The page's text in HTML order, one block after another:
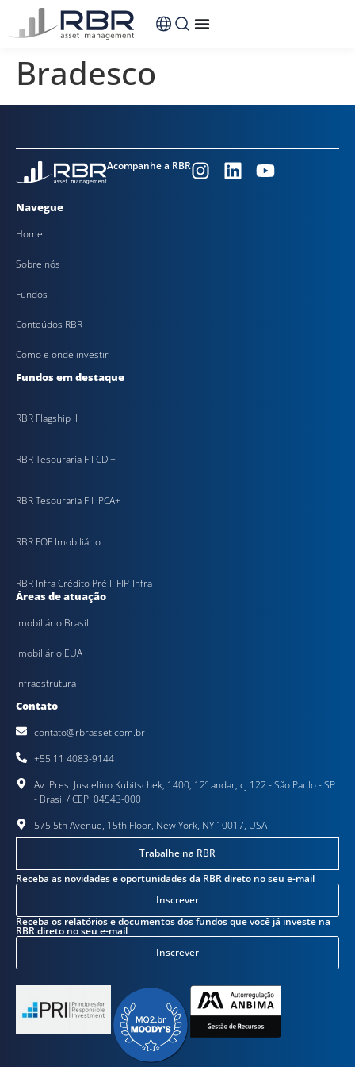
conteúdo
Bradesco
Acompanhe a RBR
Navegue
Home
Sobre nós
Fundos
Conteúdos RBR
Como e onde investir
Fundos em destaque
RBR Flagship II
RBR Tesouraria FII CDI+
RBR Tesouraria FII IPCA+
RBR FOF Imobiliário
RBR Infra Crédito Pré II FIP-Infra
Áreas de atuação
Imobiliário Brasil
Imobiliário EUA
Infraestrutura
Contato
contato@rbrasset.com.br
+55 11 4083-9144
Av. Pres. Juscelino Kubitschek, 1400, 12º andar, cj 122 - São Paulo - SP
- Brasil / CEP: 04543-000
575 5th Avenue, 15th Floor, New York, NY 10017, USA
Trabalhe na RBR
Receba as novidades e oportunidades da RBR direto no seu e-mail
Inscrever
Receba os relatórios e documentos dos fundos que você já investe na
RBR direto no seu e-mail
Inscrever